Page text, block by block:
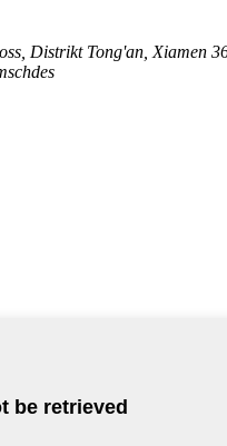
Distrikt Tong'an, Xiamen